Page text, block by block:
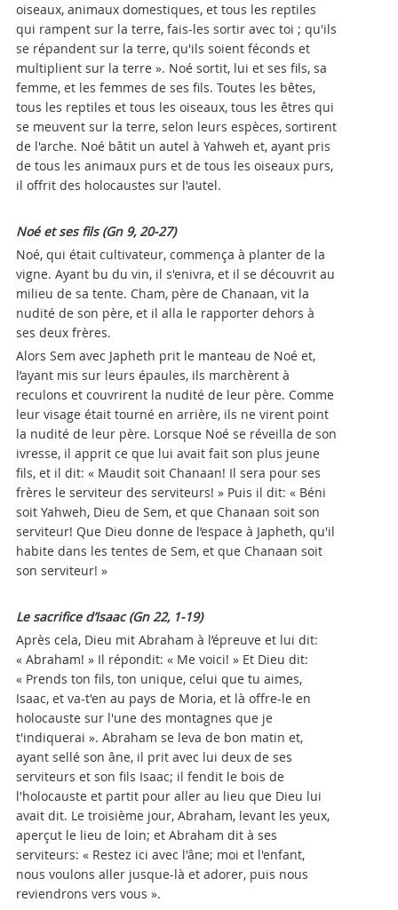
oiseaux, animaux domestiques, et tous les reptiles
qui rampent sur la terre, fais-les sortir avec toi ; qu'ils
se répandent sur la terre, qu'ils soient féconds et
multiplient sur la terre ». Noé sortit, lui et ses fils, sa
femme, et les femmes de ses fils. Toutes les bêtes,
tous les reptiles et tous les oiseaux, tous les êtres qui
se meuvent sur la terre, selon leurs espèces, sortirent
de l'arche. Noé bâtit un autel à Yahweh et, ayant pris
de tous les animaux purs et de tous les oiseaux purs,
il offrit des holocaustes sur l'autel.
Noé et ses fils (Gn 9, 20-27)
Noé, qui était cultivateur, commença à planter de la
vigne. Ayant bu du vin, il s'enivra, et il se découvrit au
milieu de sa tente. Cham, père de Chanaan, vit la
nudité de son père, et il alla le rapporter dehors à
ses deux frères.
Alors Sem avec Japheth prit le manteau de Noé et,
l’ayant mis sur leurs épaules, ils marchèrent à
reculons et couvrirent la nudité de leur père. Comme
leur visage était tourné en arrière, ils ne virent point
la nudité de leur père. Lorsque Noé se réveilla de son
ivresse, il apprit ce que lui avait fait son plus jeune
fils, et il dit: « Maudit soit Chanaan! Il sera pour ses
frères le serviteur des serviteurs! » Puis il dit: « Béni
soit Yahweh, Dieu de Sem, et que Chanaan soit son
serviteur! Que Dieu donne de l’espace à Japheth, qu'il
habite dans les tentes de Sem, et que Chanaan soit
son serviteur! »
Le sacrifice d’Isaac (Gn 22, 1-19)
Après cela, Dieu mit Abraham à l’épreuve et lui dit:
« Abraham! » Il répondit: « Me voici! » Et Dieu dit:
« Prends ton fils, ton unique, celui que tu aimes,
Isaac, et va-t'en au pays de Moria, et là offre-le en
holocauste sur l'une des montagnes que je
t'indiquerai ». Abraham se leva de bon matin et,
ayant sellé son âne, il prit avec lui deux de ses
serviteurs et son fils Isaac; il fendit le bois de
l'holocauste et partit pour aller au lieu que Dieu lui
avait dit. Le troisième jour, Abraham, levant les yeux,
aperçut le lieu de loin; et Abraham dit à ses
serviteurs: « Restez ici avec l'âne; moi et l'enfant,
nous voulons aller jusque-là et adorer, puis nous
reviendrons vers vous ».